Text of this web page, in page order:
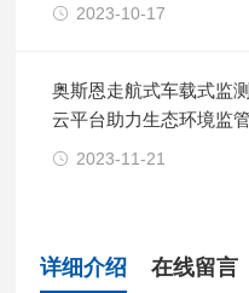
2023-10-17
奥斯恩走航式车载式监
云平台助力生态环境监
2023-11-21
详细介绍 在线留言